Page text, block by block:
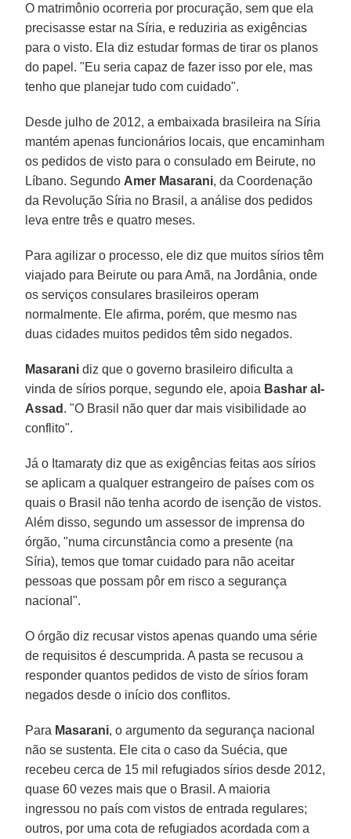
O matrimônio ocorreria por procuração, sem que ela
precisasse estar na Síria, e reduziria as exigências
para o visto. Ela diz estudar formas de tirar os planos
do papel. "Eu seria capaz de fazer isso por ele, mas
tenho que planejar tudo com cuidado".
Desde julho de 2012, a embaixada brasileira na Síria
mantém apenas funcionários locais, que encaminham
os pedidos de visto para o consulado em Beirute, no
Líbano. Segundo Amer Masarani, da Coordenação
da Revolução Síria no Brasil, a análise dos pedidos
leva entre três e quatro meses.
Para agilizar o processo, ele diz que muitos sírios têm
viajado para Beirute ou para Amã, na Jordânia, onde
os serviços consulares brasileiros operam
normalmente. Ele afirma, porém, que mesmo nas
duas cidades muitos pedidos têm sido negados.
Masarani diz que o governo brasileiro dificulta a
vinda de sírios porque, segundo ele, apoia Bashar al-
Assad . "O Brasil não quer dar mais visibilidade ao
conflito".
Já o Itamaraty diz que as exigências feitas aos sírios
se aplicam a qualquer estrangeiro de países com os
quais o Brasil não tenha acordo de isenção de vistos.
Além disso, segundo um assessor de imprensa do
órgão, "numa circunstância como a presente (na
Síria), temos que tomar cuidado para não aceitar
pessoas que possam pôr em risco a segurança
nacional".
O órgão diz recusar vistos apenas quando uma série
de requisitos é descumprida. A pasta se recusou a
responder quantos pedidos de visto de sírios foram
negados desde o início dos conflitos.
Para Masarani, o argumento da segurança nacional
não se sustenta. Ele cita o caso da Suécia, que
recebeu cerca de 15 mil refugiados sírios desde 2012,
quase 60 vezes mais que o Brasil. A maioria
ingressou no país com vistos de entrada regulares;
outros, por uma cota de refugiados acordada com a